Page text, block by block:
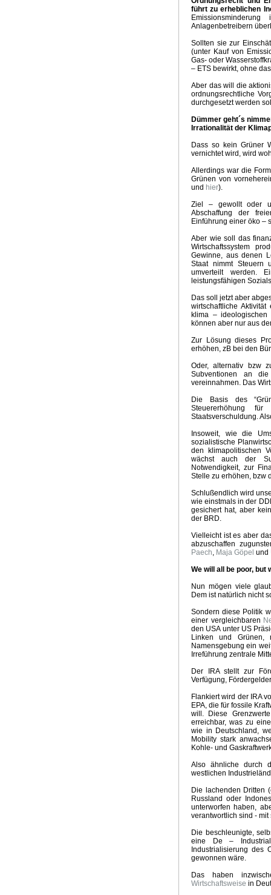
führt zu erheblichen
Anlagenbetreibern
Sollten sie zur
(unter Kauf von
Gas- oder
– ETS bewirkt, ohne
Aber das will die
ordnungsrechtliche
durchgesetzt werden
Dümmer geht´s
Irrationalität der
Dass so kein Grüner
vernichtet wird, wird
Allerdings war die
Grünen von
und hier).
Ziel – gewollt oder
Abschaffung der
Einführung einer öko –
Aber wie soll das
Wirtschaftssystem
Gewinne, aus denen
Staat nimmt Steuern
umverteilt werden.
leistungsfähigen
Das soll jetzt aber
wirtschaftliche
klima – ideologischen
können aber nur aus
Zur Lösung dieses
erhöhen, zB bei den
Oder, alternativ bzw
Subventionen an
vereinnahmen. Das
Die Basis des
Steuererhöhung
Staatsverschuldung.
Insoweit, wie die
sozialistische
den klimapolitischen
wächst auch der
Notwendigkeit, zur
Stelle zu erhöhen, bzw
Schlußendlich wird
wie einstmals in der
gesichert hat, aber
der BRD.
Vielleicht ist es aber
abzuschaffen
Paech Maja Göpel und
We will all be poor, but
Nun mögen viele
Dem ist natürlich nicht
Sondern diese Politik
einer vergleichbaren
den USA unter US
Linken und
Namensgebung ein
Irreführung zentrale
Der IRA stellt zur
Verfügung,
Flankiert wird der IRA
EPA, die für fossile
will. Diese
erreichbar, was zu
wie in Deutschland,
Mobility stark
Kohle- und
Also ähnliche durch
westlichen
Die lachenden Dritten
Russland oder
unterworfen haben,
verantwortlich sind -
Die beschleunigte,
eine De –
Industrialisierung des
gewonnen wäre.
Das haben
Wirtschaftsweise in